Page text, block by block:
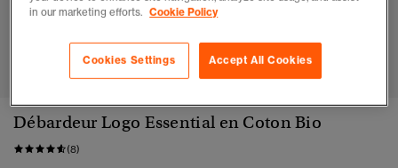
1 2 3 4 5 6
Débardeur Logo Essential en Coton Bio
(8)
in our marketing efforts. Cookie Policy
Accept All Cookies
Cookies Settings